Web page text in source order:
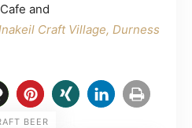
and
Craft Village, Durness
BEER